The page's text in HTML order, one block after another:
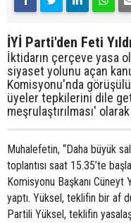
İYİ Parti'den Feti
İktidarın çerçeve yasa
siyaset yolunu açan
Komisyonu'nda
üyeler tepkilerini dile
meşrulaştırılması'
Muhalefetin, “Daha büyük
toplantısı saat 15.35’te
Komisyonu Başkanı Cüneyt
yaptı. Yüksel, teklifin bir af
Partili Yüksel, teklifin